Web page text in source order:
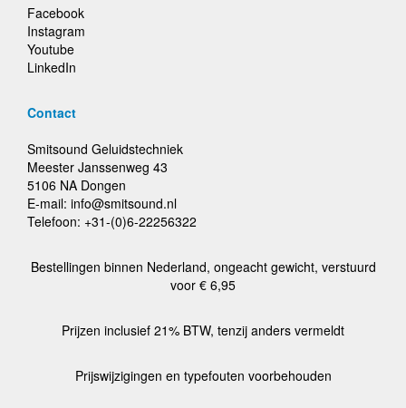
Facebook
Instagram
Youtube
LinkedIn
Contact
Smitsound Geluidstechniek
Meester Janssenweg 43
5106 NA Dongen
E-mail: info@smitsound.nl
Telefoon: +31-(0)6-22256322
Bestellingen binnen Nederland, ongeacht gewicht, verstuurd
voor € 6,95
Prijzen inclusief 21% BTW, tenzij anders vermeldt
Prijswijzigingen en typefouten voorbehouden